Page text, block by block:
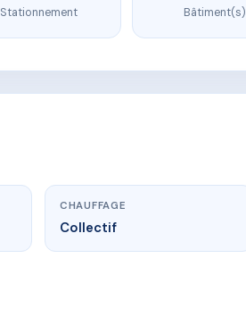
Stationnement Bâtiment(s)
CHAUFFAGE
Collectif